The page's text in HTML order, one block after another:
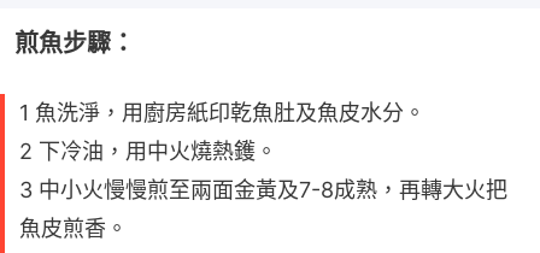
煎魚步驟：
1 魚洗淨，用廚房紙印乾魚肚及魚皮水分。
2 下冷油，用中火燒熱鑊。
3 中小火慢慢煎至兩面金黃及7-8成熟，再轉大火把
魚皮煎香。